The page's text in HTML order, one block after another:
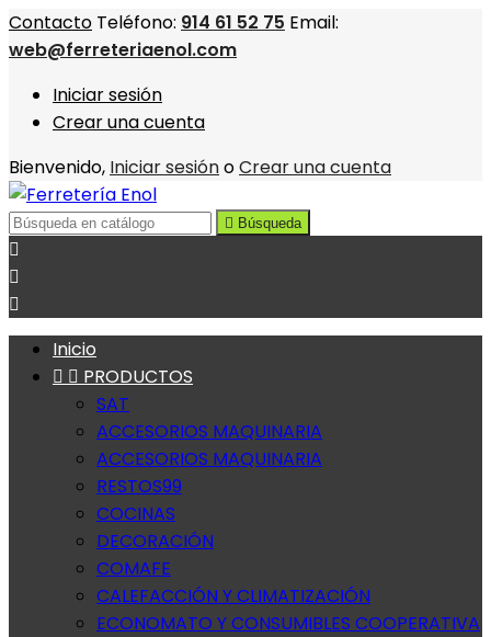
Contacto Teléfono: 914 61 52 75 Email:
web@ferreteriaenol.com
Iniciar sesión
Crear una cuenta
Bienvenido, Iniciar sesiónoCrear una cuenta
 Búsqueda



Inicio
  PRODUCTOS
SAT
ACCESORIOS MAQUINARIA
ACCESORIOS MAQUINARIA
RESTOS99
COCINAS
DECORACIÓN
COMAFE
CALEFACCIÓN Y CLIMATIZACIÓN
ECONOMATO Y CONSUMIBLES COOPERATIVA